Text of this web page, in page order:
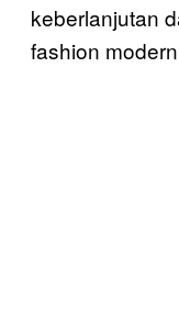
keberlanjutan
fashion